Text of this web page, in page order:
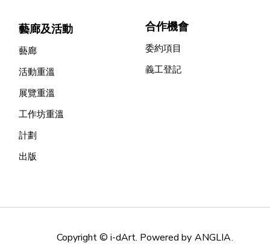
藝廊及活動
藝廊
活動重溫
展覽重溫
工作坊重溫
計劃
出版
合作機會
委約項目
義工登記
Copyright © i-dArt. Powered by ANGLIA.